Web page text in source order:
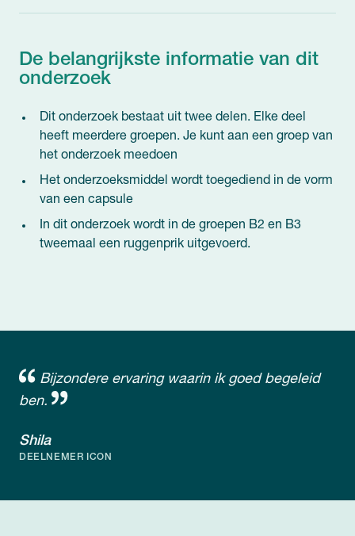
De belangrijkste informatie van dit
onderzoek
Dit onderzoek bestaat uit twee delen. Elke deel
heeft meerdere groepen. Je kunt aan een groep van
het onderzoek meedoen
Het onderzoeksmiddel wordt toegediend in de vorm
van een capsule
In dit onderzoek wordt in de groepen B2 en B3
tweemaal een ruggenprik uitgevoerd.
Bijzondere ervaring waarin ik goed begeleid
ben.
Shila
DEELNEMER ICON